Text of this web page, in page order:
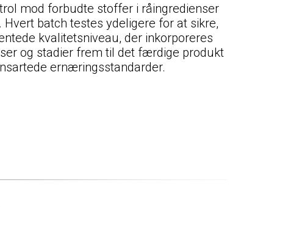
mod forbudte stoffer i råingredienser
batch testes ydeligere for at sikre,
kvalitetsniveau, der inkorporeres
og stadier frem til det færdige produkt
ernæringsstandarder.